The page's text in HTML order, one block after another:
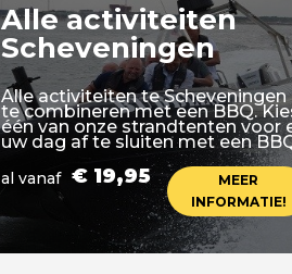
Alle activiteiten
Scheveningen
Alle activiteiten te
te combineren met een BBQ.
één van onze strandtenten voor
uw dag af te sluiten met een
al vanaf € 19,95
MEER
INFORMATIE!